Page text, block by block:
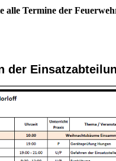
alle Termine der
der